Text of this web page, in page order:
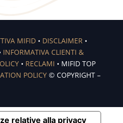
MIFID• DISCLAIMER•
INFORMATIVA CLIENTI &
• RECLAMI • MIFID TOP
POLICY© COPYRIGHT –
relative alla privacy